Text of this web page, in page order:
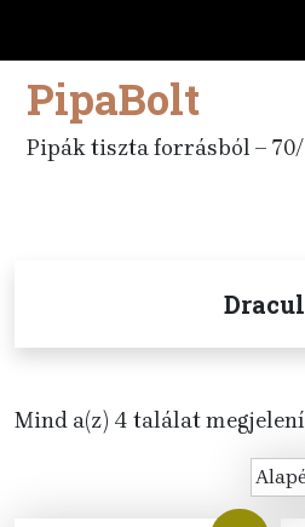
Skip
content
PipaBolt
Pipák tiszta forrásból –
Mind a(z) 4 találat